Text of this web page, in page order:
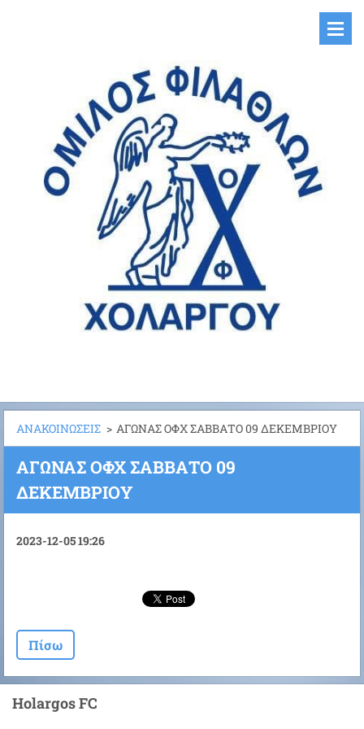
ΑΝΑΚΟΙΝΩΣΕΙΣ > ΑΓΩΝΑΣ ΟΦΧ ΣΑΒΒΑΤΟ 09 ΔΕΚΕΜΒΡΙΟΥ
ΑΓΩΝΑΣ ΟΦΧ ΣΑΒΒΑΤΟ 09
ΔΕΚΕΜΒΡΙΟΥ
2023-12-05 19:26
Πίσω
Holargos FC